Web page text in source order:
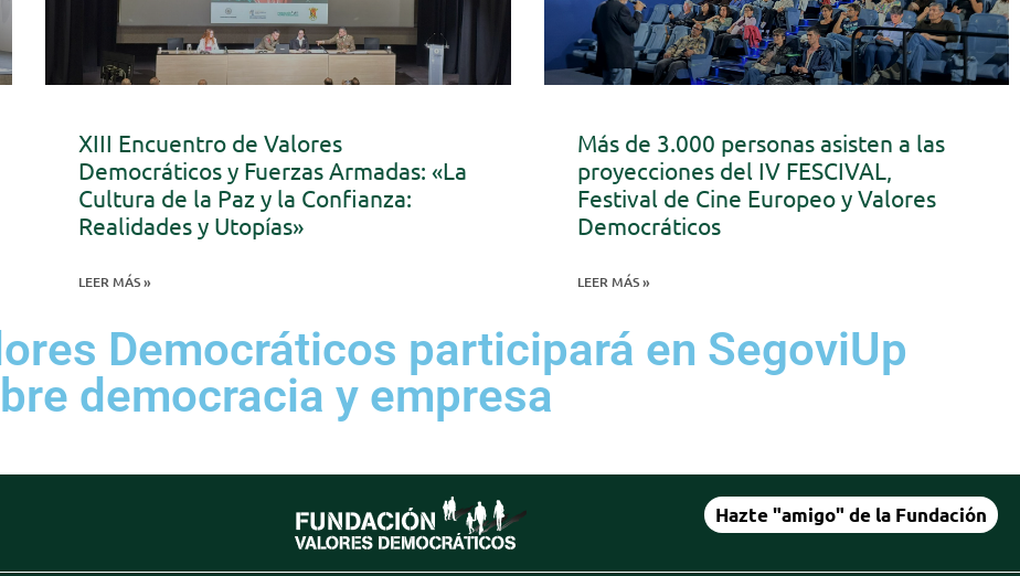
XIII Encuentro de Valores
Democráticos y Fuerzas Armadas: «La
Cultura de la Paz y la Confianza:
Realidades y Utopías»
LEER MÁS »
Más de 3.000 personas asisten a las
proyecciones del IV FESCIVAL,
Festival de Cine Europeo y Valores
Democráticos
LEER MÁS »
Democráticos participará en SegoviUp
democracia y empresa
Hazte "amigo" de la Fundación